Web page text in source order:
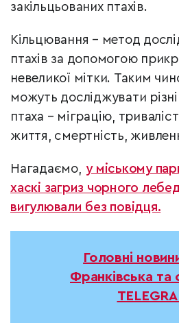
закільцьованих птахів.
Кільцювання – метод
птахів за допомогою
невеликої мітки. Таким
можуть досліджувати
птаха – міграцію,
життя, смертність,
Нагадаємо, у міському
хаскі загриз чорного
вигулювали без повідця.
Головні
Франківська та